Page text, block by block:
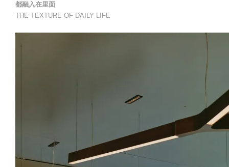
都融入在里面
THE TEXTURE OF DAILY LIFE